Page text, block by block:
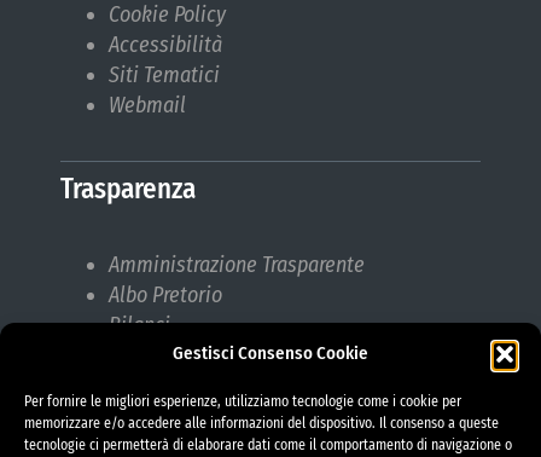
Gestisci Consenso Cookie
Per fornire le migliori esperienze, utilizziamo tecnologie come i cookie per
memorizzare e/o accedere alle informazioni del dispositivo. Il consenso a queste
tecnologie ci permetterà di elaborare dati come il comportamento di navigazione o
Cookie Policy
Accessibilità
Siti Tematici
Webmail
Trasparenza
Amministrazione Trasparente
Albo Pretorio
Bilanci
Bandi di gara
Responsabile protezione dati (RPD)